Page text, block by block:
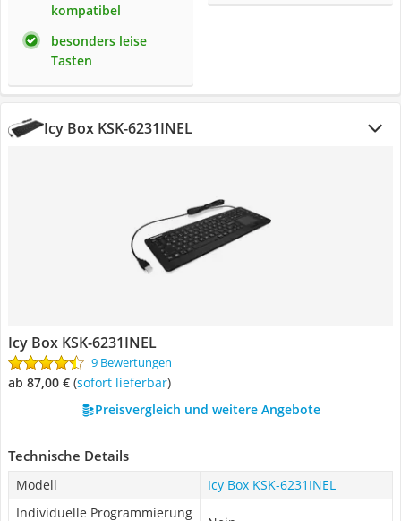
kompatibel
besonders leise
Tasten
Icy Box KSK-6231INEL
Icy Box KSK-6231INEL
9 Bewertungen
ab 87,00 € ( Sofort lieferbar)
Preisvergleich und weitere Angebote
Technische Details
Modell
Icy Box KSK-6231INEL
Individuelle Programmierung